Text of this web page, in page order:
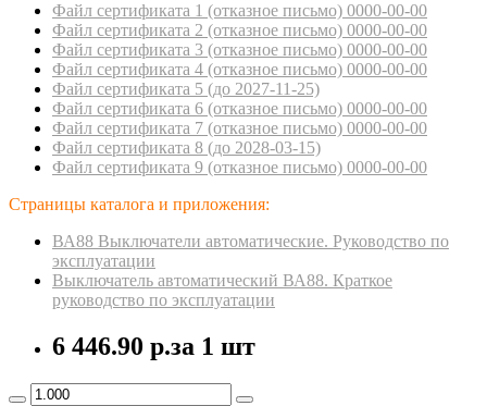
Файл сертификата 1 (отказное пиcьмо) 0000-00-00
Файл сертификата 2 (отказное пиcьмо) 0000-00-00
Файл сертификата 3 (отказное пиcьмо) 0000-00-00
Файл сертификата 4 (отказное пиcьмо) 0000-00-00
Файл сертификата 5 (до 2027-11-25)
Файл сертификата 6 (отказное пиcьмо) 0000-00-00
Файл сертификата 7 (отказное пиcьмо) 0000-00-00
Файл сертификата 8 (до 2028-03-15)
Файл сертификата 9 (отказное пиcьмо) 0000-00-00
Страницы каталога и приложения:
ВА88 Выключатели автоматические. Руководство по
эксплуатации
Выключатель автоматический ВА88. Краткое
руководство по эксплуатации
6 446.90 р.за 1 шт